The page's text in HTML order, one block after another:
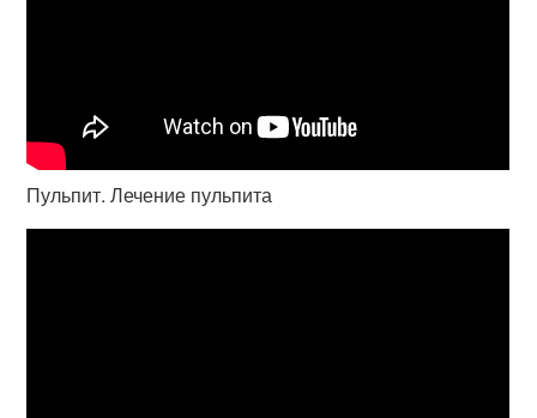
Пульпит. Лечение пульпита